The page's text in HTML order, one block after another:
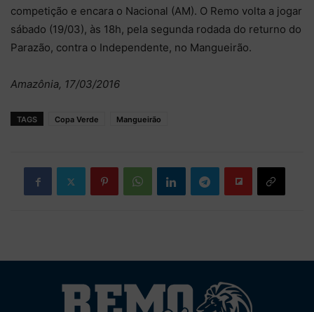
competição e encara o Nacional (AM). O Remo volta a jogar
sábado (19/03), às 18h, pela segunda rodada do returno do
Parazão, contra o Independente, no Mangueirão.
Amazônia, 17/03/2016
TAGS Copa Verde Mangueirão